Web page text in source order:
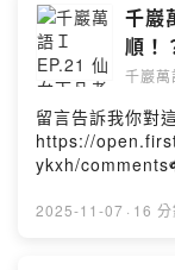
歷人生卡關，又
心，都非常適合
他實在太「真實
小鈴鐺
千巖
順！
千巖萬
留言告訴我你對
https://
ykxh/
---🔮 倒數 1 天｜
2025-11-07 · 16 分